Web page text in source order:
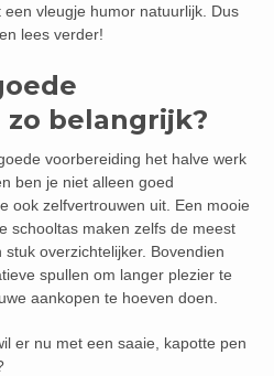
vleugje humor natuurlijk. Dus
lees verder!
belangrijk?
voorbereiding het halve werk
ben je niet alleen goed
ook zelfvertrouwen uit. Een mooie
schooltas maken zelfs de meest
overzichtelijker. Bovendien
spullen om langer plezier te
aankopen te hoeven doen.
er nu met een saaie, kapotte pen